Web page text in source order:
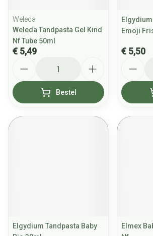
Weleda
Weleda Tandpasta Gel Kind
Nf Tube 50ml
€ 5,49
Bestel
Emoji
€ 5,50
Elgydium Tandpasta Baby
Elmex